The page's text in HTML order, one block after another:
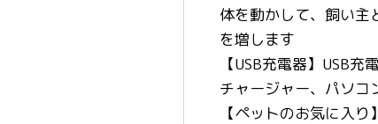
体を動かして、飼い主
を増します
【USB充電器】USB
チャージャー、パソコ
【ペットのお気に入